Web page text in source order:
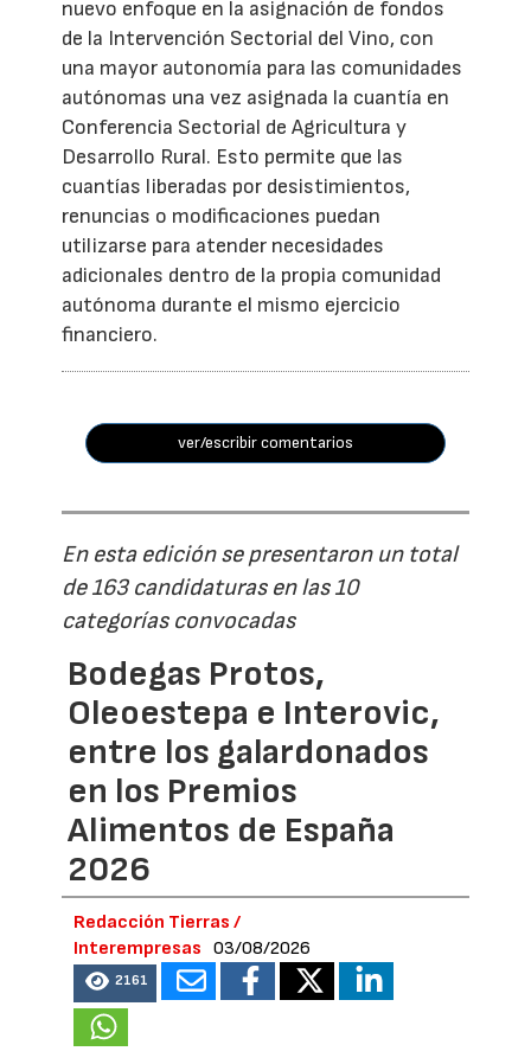
nuevo enfoque en la asignación de fondos
de la Intervención Sectorial del Vino, con
una mayor autonomía para las comunidades
autónomas una vez asignada la cuantía en
Conferencia Sectorial de Agricultura y
Desarrollo Rural. Esto permite que las
cuantías liberadas por desistimientos,
renuncias o modificaciones puedan
utilizarse para atender necesidades
adicionales dentro de la propia comunidad
autónoma durante el mismo ejercicio
financiero.
ver/escribir comentarios
En esta edición se presentaron un total
de 163 candidaturas en las 10
categorías convocadas
Bodegas Protos,
Oleoestepa e Interovic,
entre los galardonados
en los Premios
Alimentos de España
2026
Redacción Tierras /
Interempresas
03/08/2026
2161